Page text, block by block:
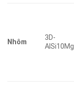
Nhôm
3D-
AlSi10Mg